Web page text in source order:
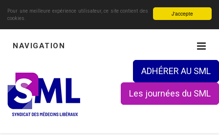
J'accepte
Pour une meilleure expérience utilisateur, ce site contient des
cookies.
NAVIGATION
ADHÉRER AU SML
Les journées du SML